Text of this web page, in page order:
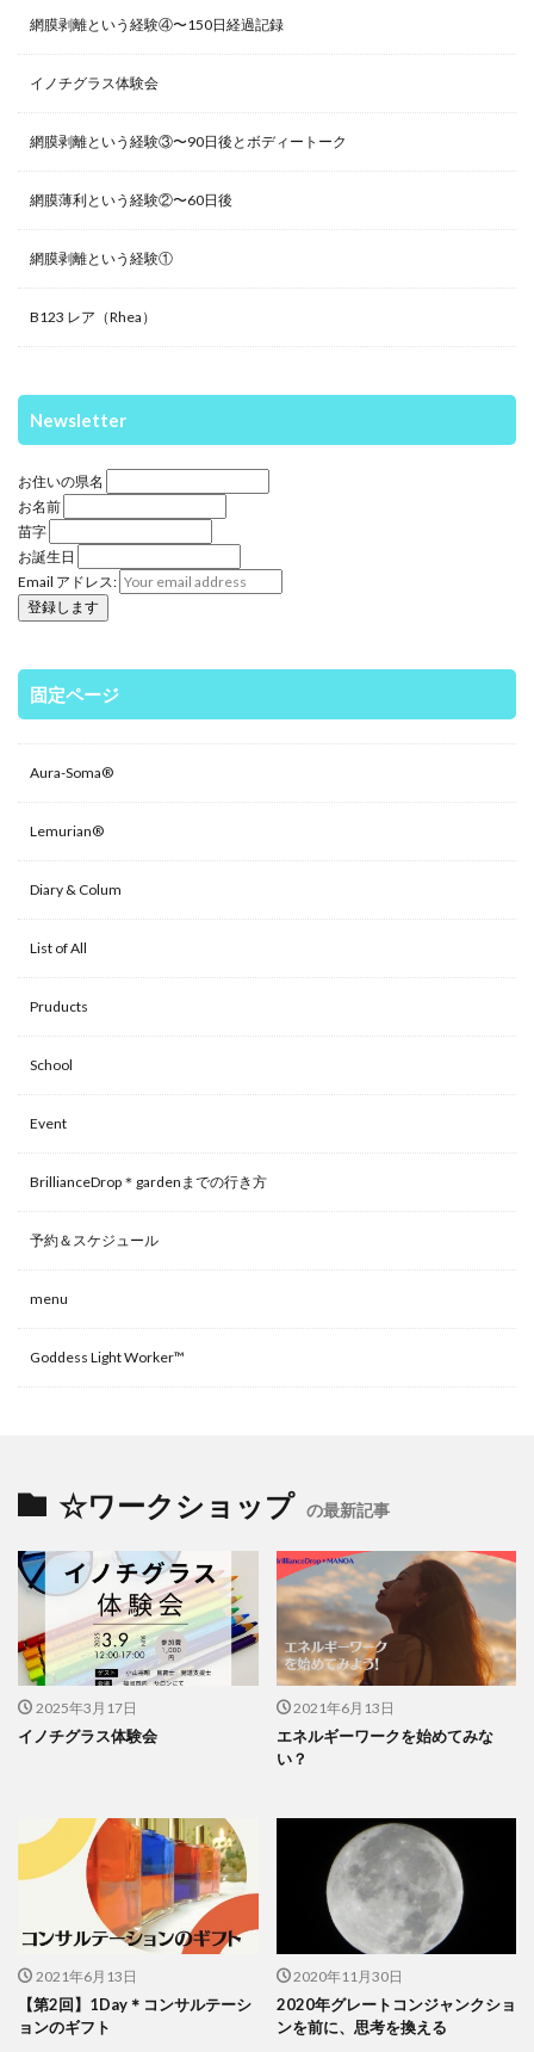
網膜剥離という経験④〜150日経過記録
イノチグラス体験会
網膜剥離という経験③〜90日後とボディートーク
網膜薄利という経験②〜60日後
網膜剥離という経験①
B123 レア（Rhea）
Newsletter
お住いの県名
お名前
苗字
お誕生日
Email アドレス:
固定ページ
Aura-Soma®
Lemurian®
Diary & Colum
List of All
Pruducts
School
Event
BrillianceDrop＊gardenまでの行き方
予約＆スケジュール
menu
Goddess Light Worker™
☆ワークショップ の最新記事
2025年3月17日
イノチグラス体験会
2021年6月13日
エネルギーワークを始めてみな
い？
2021年6月13日
【第2回】1Day＊コンサルテーシ
ョンのギフト
2020年11月30日
2020年グレートコンジャンクショ
ンを前に、思考を換える